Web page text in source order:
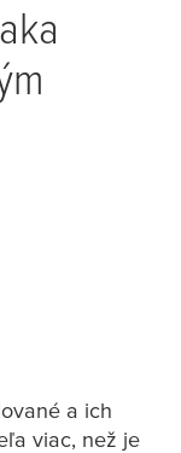
a ich
viac, než je